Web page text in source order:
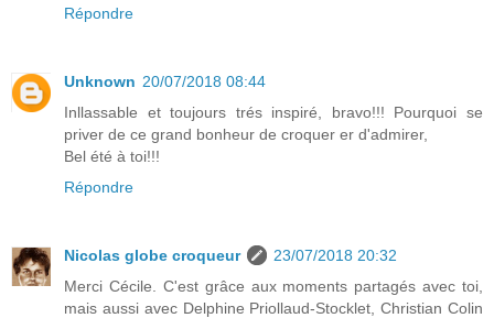
Répondre
Unknown 20/07/2018 08:44
Inllassable et toujours trés inspiré, bravo!!! Pourquoi se
priver de ce grand bonheur de croquer er d'admirer,
Bel été à toi!!!
Répondre
Nicolas globe croqueur
23/07/2018 20:32
Merci Cécile. C'est grâce aux moments partagés avec toi,
mais aussi avec Delphine Priollaud-Stocklet, Christian Colin